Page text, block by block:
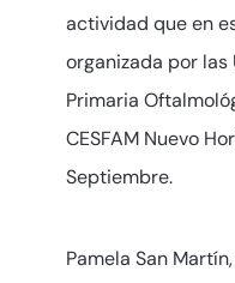
actividad que en
organizada por
Primaria
CESFAM Nuevo
Septiembre.
Pamela San